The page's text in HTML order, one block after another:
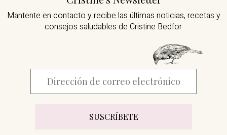
Mantente en contacto y recibe las últimas noticias, recetas y
consejos saludables de Cristine Bedfor.